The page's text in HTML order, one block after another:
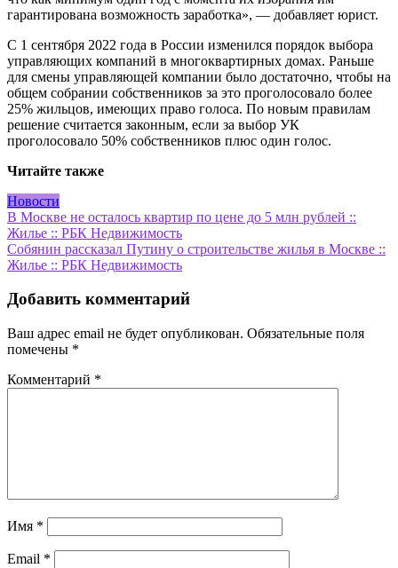
гарантирована возможность заработка», — добавляет юрист.
С 1 сентября 2022 года в России изменился порядок выбора
управляющих компаний в многоквартирных домах. Раньше
для смены управляющей компании было достаточно, чтобы на
общем собрании собственников за это проголосовало более
25% жильцов, имеющих право голоса. По новым правилам
решение считается законным, если за выбор УК
проголосовало 50% собственников плюс один голос.
Читайте также
Новости
Навигация
по
записям
В Москве не осталось квартир по цене до 5 млн рублей ::
Жилье :: РБК Недвижимость
Собянин рассказал Путину о строительстве жилья в Москве ::
Жилье :: РБК Недвижимость
Добавить комментарий
Ваш адрес email не будет опубликован. Обязательные поля
помечены *
Комментарий *
Имя *
Email *